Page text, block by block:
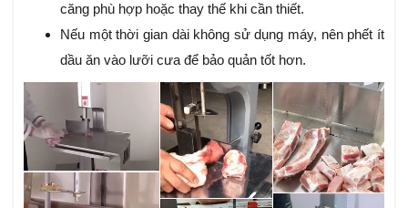
căng phù hợp hoặc thay thế khi cần thiết.
Nếu một thời gian dài không sử dụng máy, nên phết ít
dầu ăn vào lưỡi cưa để bảo quản tốt hơn.